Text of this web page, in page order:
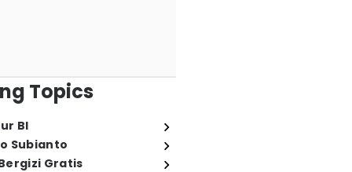
Topics
BI
Subianto
Gratis